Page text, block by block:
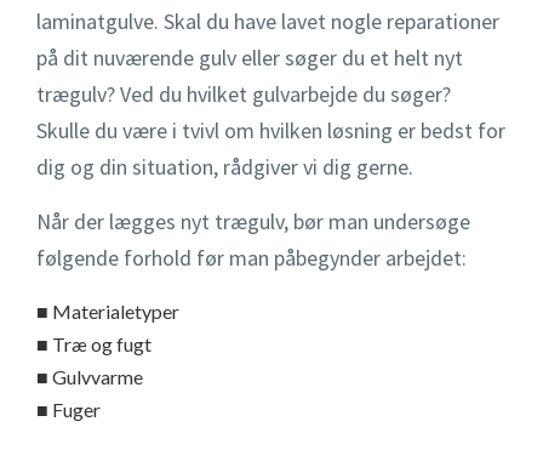
laminatgulve. Skal du have lavet nogle reparationer
på dit nuværende gulv eller søger du et helt nyt
trægulv? Ved du hvilket gulvarbejde du søger?
Skulle du være i tvivl om hvilken løsning er bedst for
dig og din situation, rådgiver vi dig gerne.
Når der lægges nyt trægulv, bør man undersøge
følgende forhold før man påbegynder arbejdet:
■ Materialetyper
■ Træ og fugt
■ Gulvvarme
■ Fuger